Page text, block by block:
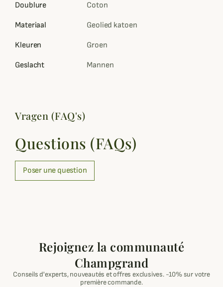
Doublure Coton
Materiaal Geolied katoen
Kleuren Groen
Geslacht Mannen
Vragen (FAQ's)
Questions (FAQs)
Poser une question
Rejoignez la communauté
Champgrand
Conseils d'experts, nouveautés et offres exclusives. -10% sur votre
première commande.